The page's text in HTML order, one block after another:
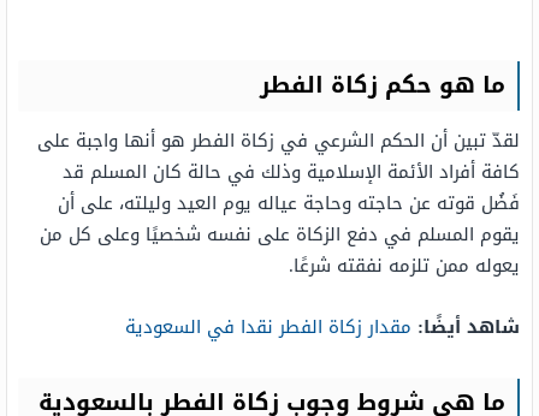
ما هو حكم زكاة الفطر
لقدّ تبين أن الحكم الشرعي في زكاة الفطر هو أنها واجبة على
كافة أفراد الأئمة الإسلامية وذلك في حالة كان المسلم قد
فَضُل قوته عن حاجته وحاجة عياله يوم العيد وليلته، على أن
يقوم المسلم في دفع الزكاة على نفسه شخصيًا وعلى كل من
يعوله ممن تلزمه نفقته شرعًا.
شاهد أيضًا: مقدار زكاة الفطر نقدا في السعودية
ما هي شروط وجوب زكاة الفطر بالسعودية